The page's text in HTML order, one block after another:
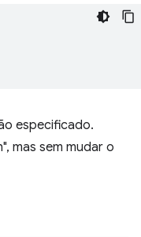
especificado.
mas sem mudar o